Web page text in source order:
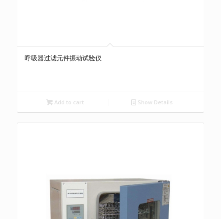
呼吸器过滤元件振动试验仪
Add to cart Show Details